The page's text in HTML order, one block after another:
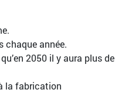
chaque année.
2050 il y aura plus de
la fabrication